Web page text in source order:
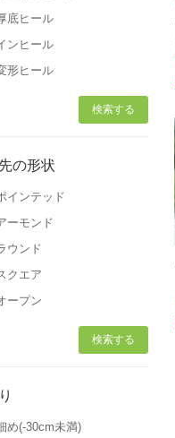
底ヒール
ンヒール
形ヒール
の形状
インテッド
ーモンド
ウンド
クエア
ープン
め(-30cm未満)